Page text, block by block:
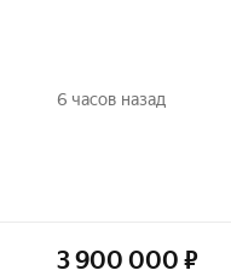
6 часов назад
3 900 000 ₽